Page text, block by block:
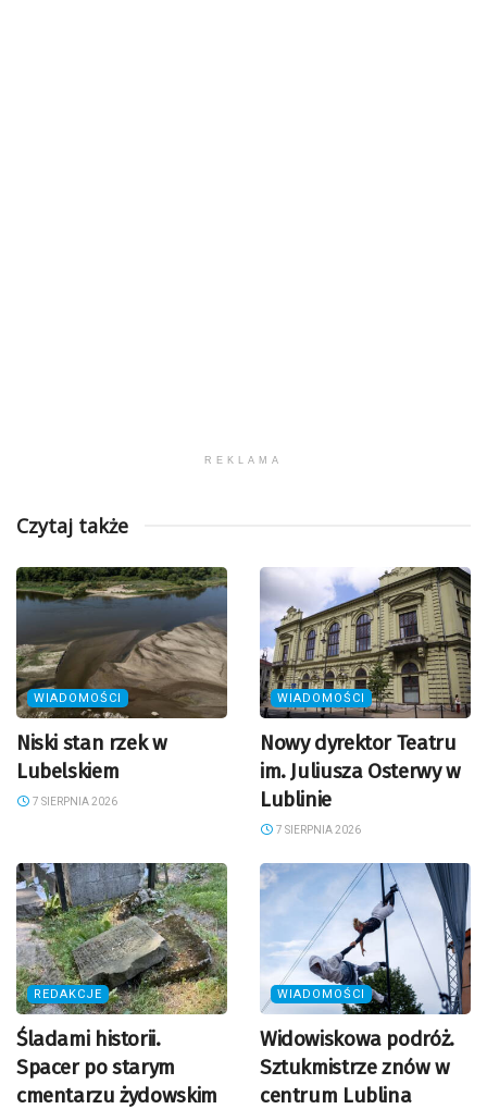
REKLAMA
Czytaj także
WIADOMOŚCI
Niski stan rzek w
Lubelskiem
7 SIERPNIA 2026
WIADOMOŚCI
Nowy dyrektor Teatru
im. Juliusza Osterwy w
Lublinie
7 SIERPNIA 2026
REDAKCJE
Śladami historii.
Spacer po starym
cmentarzu żydowskim
WIADOMOŚCI
Widowiskowa podróż.
Sztukmistrze znów w
centrum Lublina